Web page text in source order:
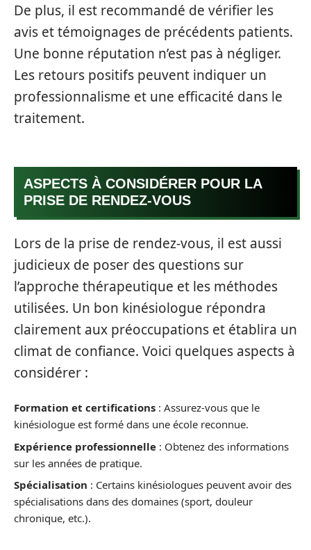
De plus, il est recommandé de vérifier les
avis et témoignages de précédents patients.
Une bonne réputation n’est pas à négliger.
Les retours positifs peuvent indiquer un
professionnalisme et une efficacité dans le
traitement.
ASPECTS À CONSIDÉRER POUR LA
PRISE DE RENDEZ-VOUS
Lors de la prise de rendez-vous, il est aussi
judicieux de poser des questions sur
l’approche thérapeutique et les méthodes
utilisées. Un bon kinésiologue répondra
clairement aux préoccupations et établira un
climat de confiance. Voici quelques aspects à
considérer :
Formation et certifications : Assurez-vous que le
kinésiologue est formé dans une école reconnue.
Expérience professionnelle : Obtenez des informations
sur les années de pratique.
Spécialisation : Certains kinésiologues peuvent avoir des
spécialisations dans des domaines (sport, douleur
chronique, etc.).